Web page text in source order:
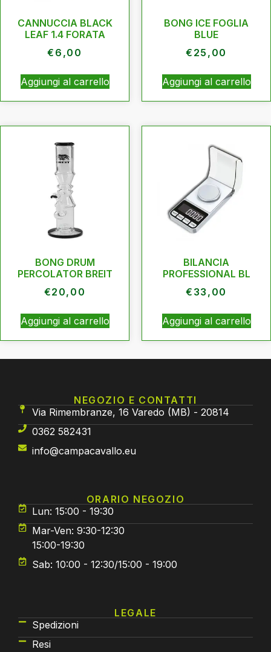
CANNUCCIA BLACK
LEAF 1.4 FORATA
€ 6,00
Aggiungi al carrello
BONG ICE FOGLIA
BLUE
€ 25,00
Aggiungi al carrello
BONG DRUM
PERCOLATOR BREIT
€20,00
Aggiungi al carrello
BILANCIA
PROFESSIONAL BL
€ 33,00
Aggiungi al carrello
NEGOZIO E CONTATTI
Via Rimembranze, 16 Varedo (MB) - 20814
0362 582431
info@campacavallo.eu
ORARIO NEGOZIO
Lun: 15:00 - 19:30
Mar-Ven: 9:30-12:30
15:00-19:30
Sab: 10:00 - 12:30/15:00 - 19:00
LEGALE
Spedizioni
Resi